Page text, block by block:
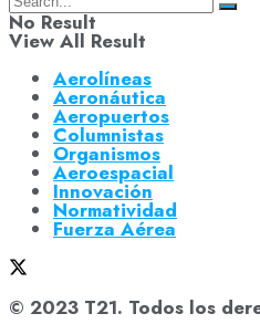
No Result
View All Result
Aerolíneas
Aeronáutica
Aeropuertos
Columnistas
Organismos
Aeroespacial
Innovación
Normatividad
Fuerza Aérea
© 2023 T21. Todos los